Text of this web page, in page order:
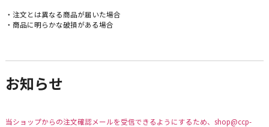
・注文とは異なる商品が届いた場合
・商品に明らかな破損がある場合
お知らせ
当ショップからの注文確認メールを受信できるようにするため、shop@ccp-